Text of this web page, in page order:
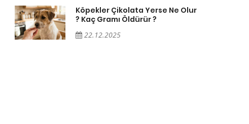
Köpekler Çikolata Yerse Ne Olur
? Kaç Gramı Öldürür ?
22.12.2025